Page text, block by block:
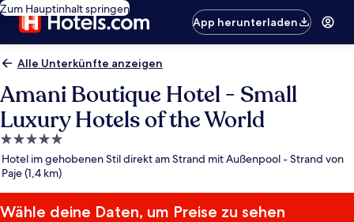
Zum Hauptinhalt springen
App herunterladen
Alle Unterkünfte anzeigen
Amani Boutique Hotel - Small
Luxury Hotels of the World
5.0-
Sterne-
Unterkunft
Hotel im gehobenen Stil direkt am Strand mit Außenpool - Strand von
Paje (1,4 km)
Wähle deine Daten, um Preise zu sehen